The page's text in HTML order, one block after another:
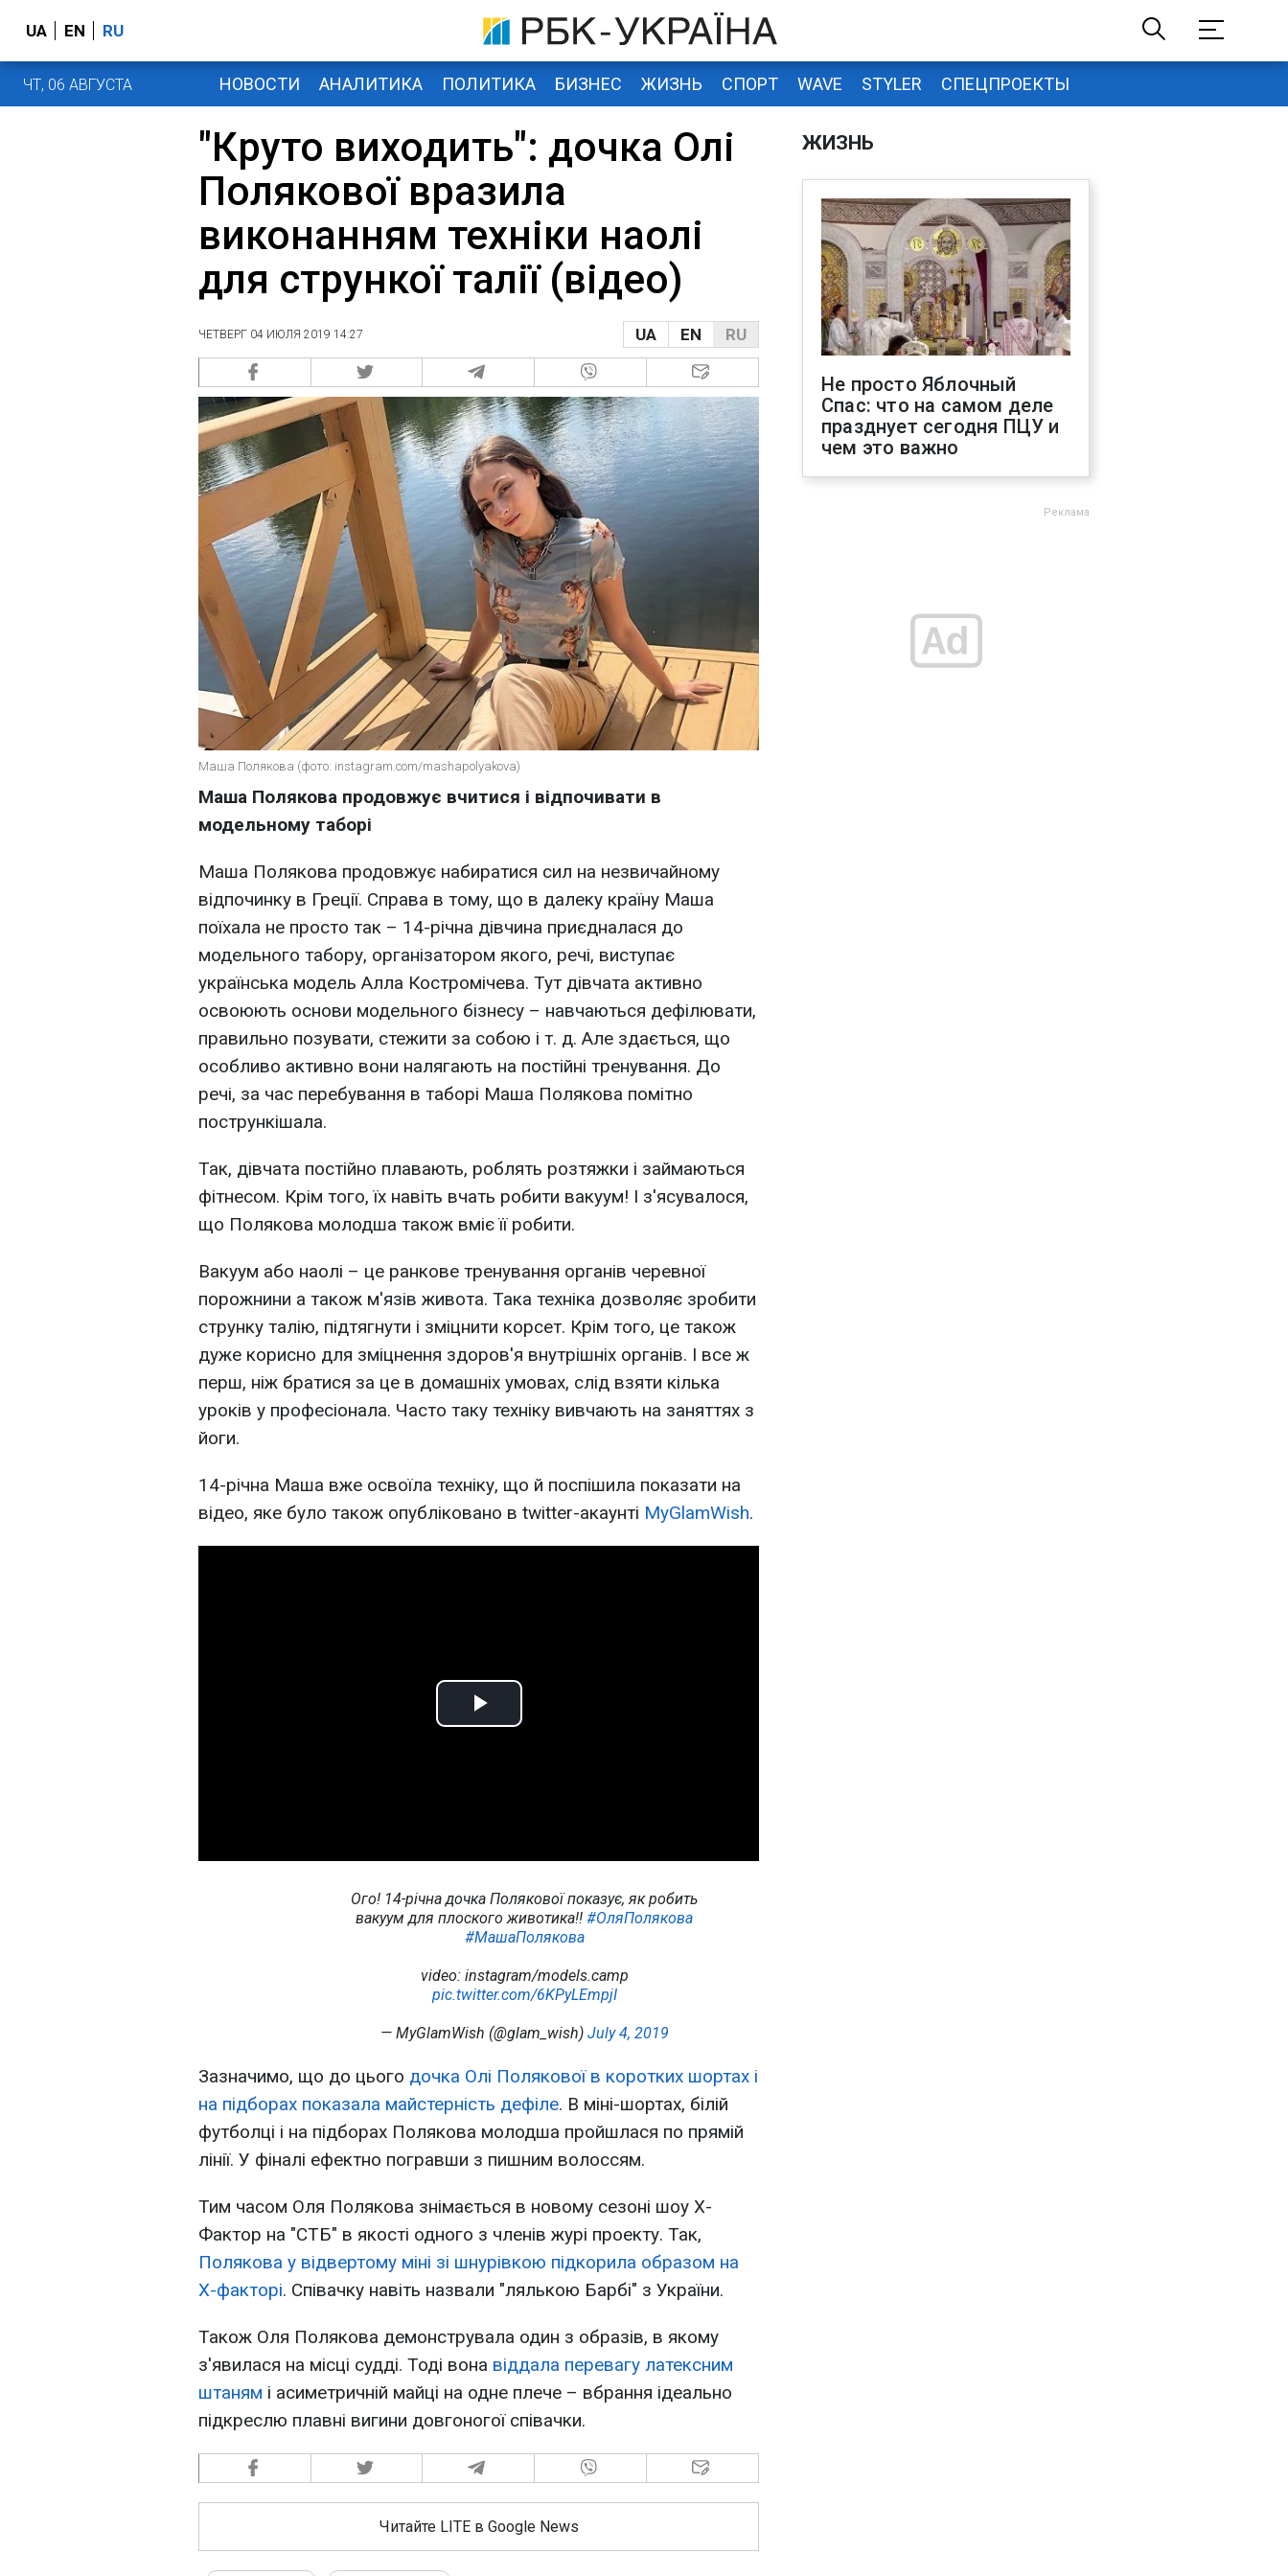
UA EN RU
ЧТ, 06 АВГУСТА НОВОСТИ АНАЛИТИКА ПОЛИТИКА БИЗНЕС ЖИЗНЬ СПОРТ WAVE STYLER СПЕЦПРОЕКТЫ
"Круто виходить": дочка Олі
Полякової вразила
виконанням техніки наолі
для стрункої талії (відео)
ЧЕТВЕРГ 04 ИЮЛЯ 2019 14:27 UA EN RU
Маша Полякова (фото: instagram.com/mashapolyakova)
Маша Полякова продовжує вчитися і відпочивати в
модельному таборі
Маша Полякова продовжує набиратися сил на незвичайному
відпочинку в Греції. Справа в тому, що в далеку країну Маша
поїхала не просто так – 14-річна дівчина приєдналася до
модельного табору, організатором якого, речі, виступає
українська модель Алла Костромічева. Тут дівчата активно
освоюють основи модельного бізнесу – навчаються дефілювати,
правильно позувати, стежити за собою і т. д. Але здається, що
особливо активно вони налягають на постійні тренування. До
речі, за час перебування в таборі Маша Полякова помітно
пострункішала.
Так, дівчата постійно плавають, роблять розтяжки і займаються
фітнесом. Крім того, їх навіть вчать робити вакуум! І з'ясувалося,
що Полякова молодша також вміє її робити.
Вакуум або наолі – це ранкове тренування органів черевної
порожнини а також м'язів живота. Така техніка дозволяє зробити
струнку талію, підтягнути і зміцнити корсет. Крім того, це також
дуже корисно для зміцнення здоров'я внутрішніх органів. І все ж
перш, ніж братися за це в домашніх умовах, слід взяти кілька
уроків у професіонала. Часто таку техніку вивчають на заняттях з
йоги.
14-річна Маша вже освоїла техніку, що й поспішила показати на
відео, яке було також опубліковано в twitter-акаунті MyGlamWish.
Play
Ого! 14-річна дочка Полякової показує, як робить
вакуум для плоского животика!! #ОляПолякова
#МашаПолякова
video: instagram/models.camp
pic.twitter.com/6KPyLEmpjI
— MyGlamWish (@glam_wish) July 4, 2019
Зазначимо, що до цього дочка Олі Полякової в коротких шортах і
на підборах показала майстерність дефіле. В міні-шортах, білій
футболці і на підборах Полякова молодша пройшлася по прямій
лінії. У фіналі ефектно погравши з пишним волоссям.
Тим часом Оля Полякова знімається в новому сезоні шоу Х-
Фактор на "СТБ" в якості одного з членів журі проекту. Так,
Полякова у відвертому міні зі шнурівкою підкорила образом на
Х-факторі. Співачку навіть назвали "лялькою Барбі" з України.
Також Оля Полякова демонструвала один з образів, в якому
з'явилася на місці судді. Тоді вона віддала перевагу латексним
штаням і асиметричній майці на одне плече – вбрання ідеально
підкреслю плавні вигини довгоногої співачки.
Читайте LITE в Google News
ЖИЗНЬ
Не просто Яблочный
Спас: что на самом деле
празднует сегодня ПЦУ и
чем это важно